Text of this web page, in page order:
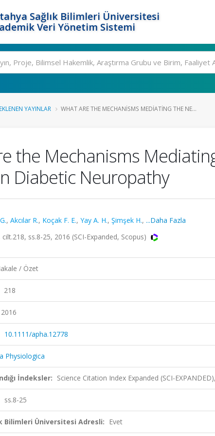
Sağlık Bilimleri Üniversitesi
Veri Yönetim Sistemi
YAYINLAR WHAT ARE THE MECHANISMS MEDIATING THE NE...
the Mechanisms
Diabetic Neuropathy
, Akcılar R., Koçak F. E., Yay A. H., Şimşek H., ...Daha Fazla
ss.8-25, 2016 (SCI-Expanded, Scopus)
/ Özet
218
2016
10.1111/apha.12778
Physiologica
İndeksler: Science Citation Index Expanded (SCI-
ss.8-25
Bilimleri Üniversitesi Adresli: Evet